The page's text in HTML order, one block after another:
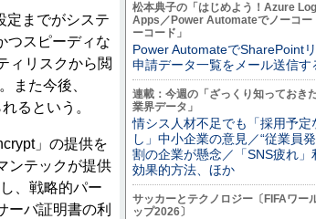
定までがシステ
つスピーディな
ィリスクから閲
また今後、
るという。
」の提供を
ンテックが提供
、戦略的パー
ーバ証明書の利
松本典子の「はじめよう！Azure
Apps／Power Automateでノーコー
ーコード」
Power AutomateでSharePoint
申請データ一覧をメール送信す
連載：今週の「ざっくり知っておき
業界データ」
情シス人材不足でも「採用予定
し」中小企業の意見／“従業員
割の企業が懸念／「SNS疲れ」
効果的方法、ほか
サッカーとテクノロジー〔FIFAワー
ップ2026〕